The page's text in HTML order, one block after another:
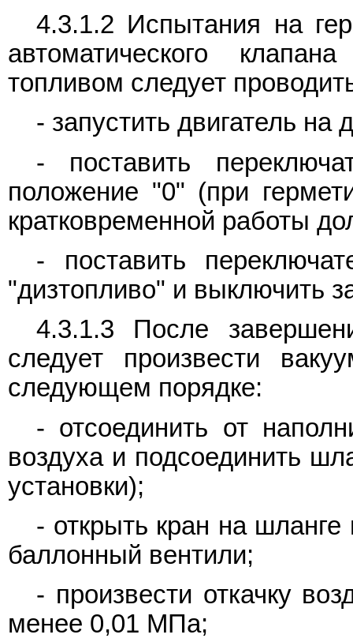
4.3.1.2 Испытания на
автоматического
топливом следует
- запустить двигатель на
- поставить
положение "0" (при
кратковременной работы
- поставить
"дизтопливо" и выключить
4.3.1.3 После
следует произвести
следующем порядке:
- отсоединить от
воздуха и подсоединить
установки);
- открыть кран на
баллонный вентили;
- произвести откачку
менее 0,01 МПа;